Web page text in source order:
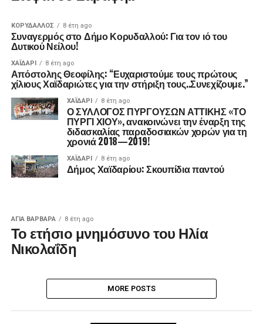
ΚΟΡΥΔΑΛΛΟΣ 8 έτη ago
Συναγερμός στο Δήμο Κορυδαλλού: Για τον ιό του
Δυτικού Νείλου!
ΧΑΪΔΑΡΙ 8 έτη ago
Απόστολης Θεοφίλης: “Ευχαριστούμε τους πρώτους
χίλιους Χαϊδαριώτες για την στήριξη τους..Συνεχίζουμε.”
ΧΑΪΔΑΡΙ 8 έτη ago
Ο ΣΥΛΛΟΓΟΣ ΠΥΡΓΟΥΣΩΝ ΑΤΤΙΚΗΣ «ΤΟ
ΠΥΡΓΙ ΧΙΟΥ», ανακοινώνει την έναρξη της
διδασκαλίας παραδοσιακών χορών για τη
χρονιά 2018—2019!
ΧΑΪΔΑΡΙ 8 έτη ago
Δήμος Χαϊδαρίου: Σκουπίδια παντού
ΑΓΙΑ ΒΑΡΒΑΡΑ 8 έτη ago
Το ετήσιο μνημόσυνο του Ηλία
Νικολαΐδη
MORE POSTS